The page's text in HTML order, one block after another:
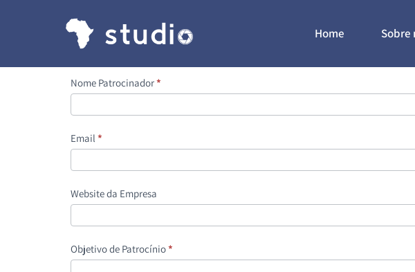
Home Sobre
Patrocinador
Nome Patrocinador*
Email *
Website da Empresa
Objetivo de Patrocínio*
If
you
are
human,
leave
this
field
blank.